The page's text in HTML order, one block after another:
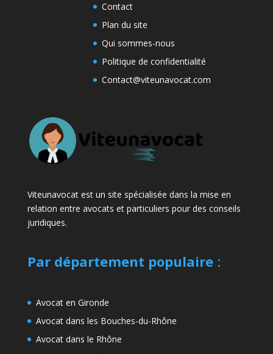
Contact
Plan du site
Qui sommes-nous
Politique de confidentialité
Contact@viteunavocat.com
Viteunavocat est un site spécialisée dans la mise en
relation entre avocats et particuliers pour des conseils
juridiques.
Par département populaire:
Avocat en Gironde
Avocat dans les Bouches-du-Rhône
Avocat dans le Rhône